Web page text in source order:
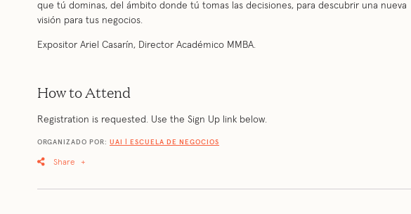
que tú dominas, del ámbito donde tú tomas las decisiones, para descubrir una nueva
visión para tus negocios.
Expositor Ariel Casarín, Director Académico MMBA.
How to Attend
Registration is requested. Use the Sign Up link below.
ORGANIZADO POR: UAI | ESCUELA DE NEGOCIOS
Share +